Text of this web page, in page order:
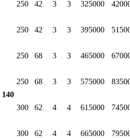
140
250 42 3 3 325000
250 42 3 3 395000
250 68 3 3 465000
250 68 3 3 575000
300 62 4 4 615000
300 62 4 4 665000